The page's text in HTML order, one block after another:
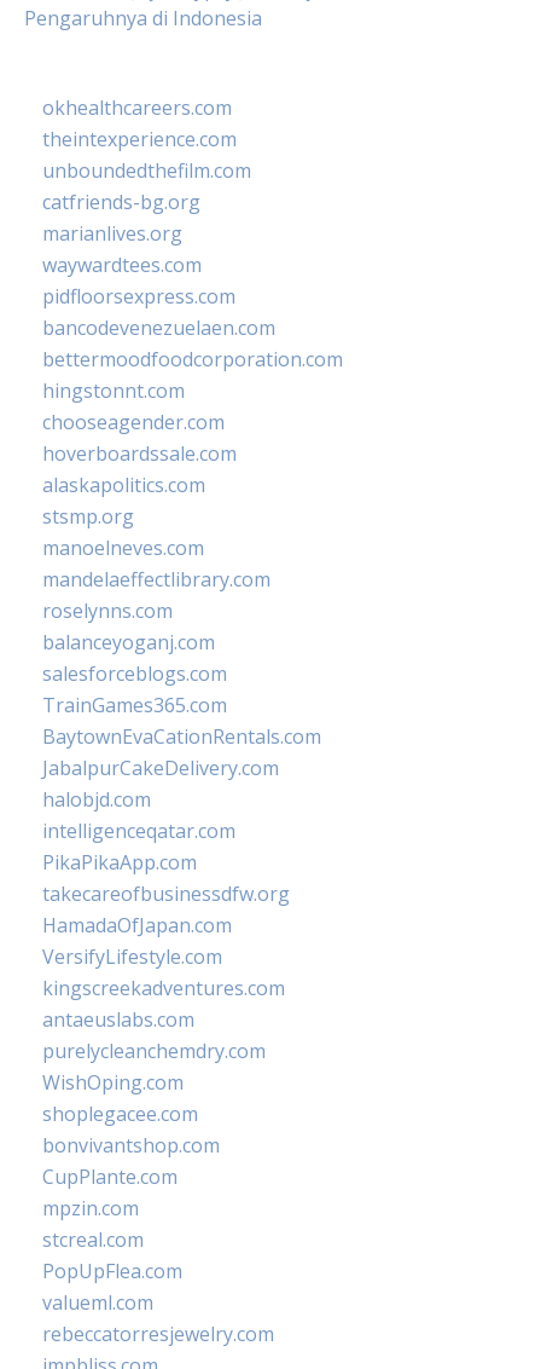
Pengaruhnya di Indonesia
okhealthcareers.com
theintexperience.com
unboundedthefilm.com
catfriends-bg.org
marianlives.org
waywardtees.com
pidfloorsexpress.com
bancodevenezuelaen.com
bettermoodfoodcorporation.com
hingstonnt.com
chooseagender.com
hoverboardssale.com
alaskapolitics.com
stsmp.org
manoelneves.com
mandelaeffectlibrary.com
roselynns.com
balanceyoganj.com
salesforceblogs.com
TrainGames365.com
BaytownEvaCationRentals.com
JabalpurCakeDelivery.com
halobjd.com
intelligenceqatar.com
PikaPikaApp.com
takecareofbusinessdfw.org
HamadaOfJapan.com
VersifyLifestyle.com
kingscreekadventures.com
antaeuslabs.com
purelycleanchemdry.com
WishOping.com
shoplegacee.com
bonvivantshop.com
CupPlante.com
mpzin.com
stcreal.com
PopUpFlea.com
valueml.com
rebeccatorresjewelry.com